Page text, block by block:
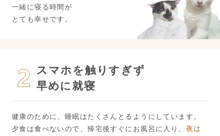
一緒に寝る時間が
とても幸せです。
スマホを触りすぎず
早めに就寝
健康のために、睡眠はたくさんとるようにしています。
夕食は食べないので、帰宅後すぐにお風呂に入り、 夜は